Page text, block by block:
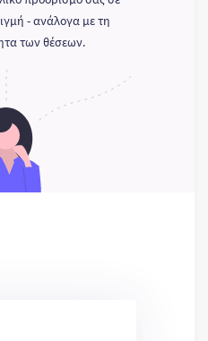
- ανάλογα με τη
των θέσεων.